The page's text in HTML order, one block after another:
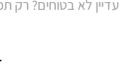
עדיין לא בטוחים? רק